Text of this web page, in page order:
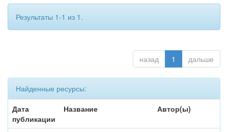
Результаты 1-1 из 1.
назад 1 дальше
Найденные ресурсы:
Дата
публикации
Название Автор(ы)